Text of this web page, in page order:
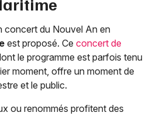
concert du Nouvel An en
est proposé. Ce concert de
le programme est parfois tenu
moment, offre un moment de
et le public.
ou renommés profitent des